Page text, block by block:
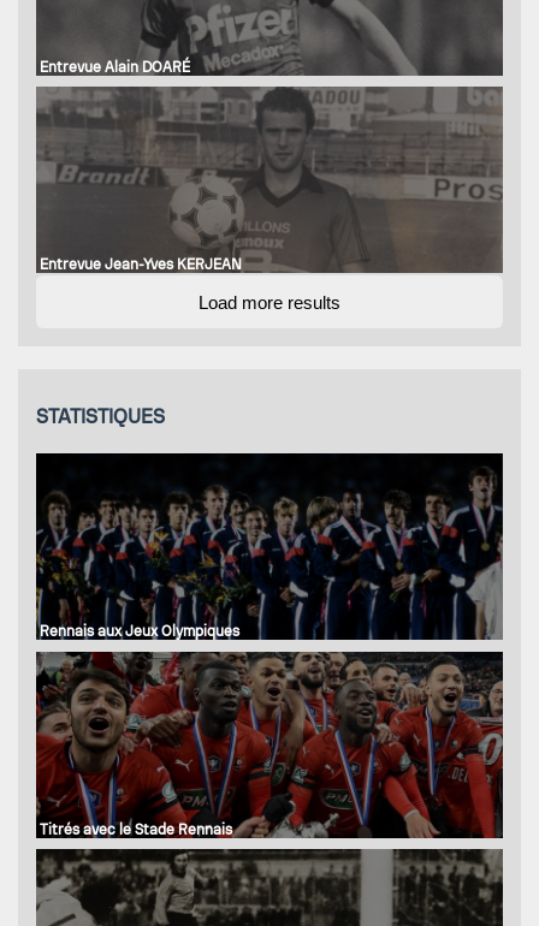
Entrevue Alain DOARÉ
Entrevue Jean-Yves KERJEAN
Load more results
STATISTIQUES
Rennais aux Jeux Olympiques
Titrés avec le Stade Rennais